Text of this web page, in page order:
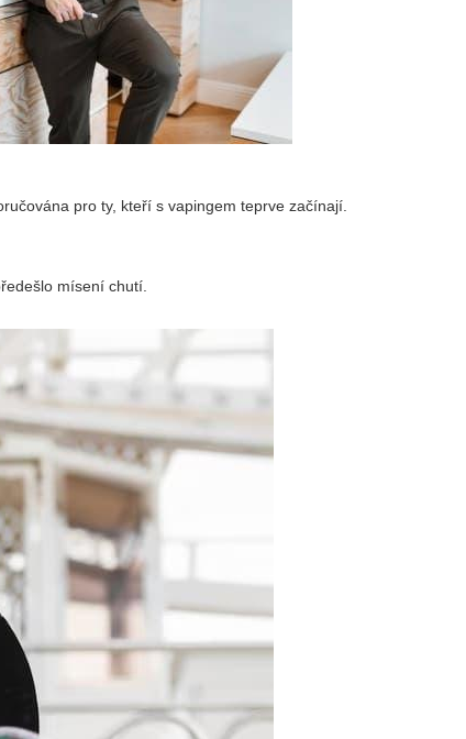
pro ty, kteří s vapingem teprve začínají.
mísení chutí.